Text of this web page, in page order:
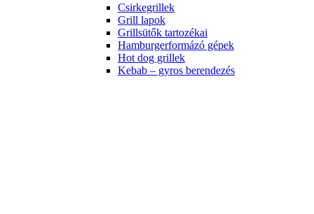
Csirkegrillek
Grill lapok
Grillsütők tartozékai
Hamburgerformázó gépek
Hot dog grillek
Kebab – gyros berendezés